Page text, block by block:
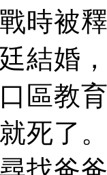
時被
結婚
區教
死了